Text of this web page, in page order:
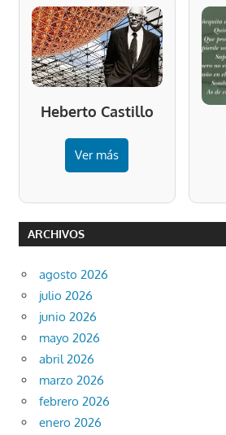
Heberto Castillo
Ver más
ARCHIVOS
agosto 2026
julio 2026
junio 2026
mayo 2026
abril 2026
marzo 2026
febrero 2026
enero 2026